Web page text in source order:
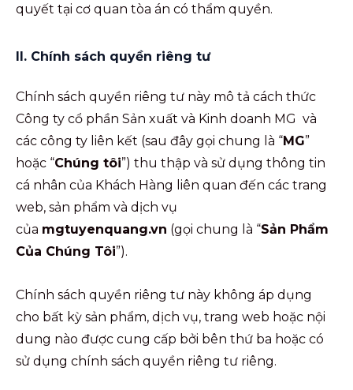
quyết tại cơ quan tòa án có thẩm quyền.
II. Chính sách quyền riêng tư
Chính sách quyền riêng tư này mô tả cách thức
Công ty cổ phần Sản xuất và Kinh doanh MG và
các công ty liên kết (sau đây gọi chung là “MG”
hoặc “Chúng tôi”) thu thập và sử dụng thông tin
cá nhân của Khách Hàng liên quan đến các trang
web, sản phẩm và dịch vụ
của mgtuyenquang.vn (gọi chung là “Sản Phẩm
Của Chúng Tôi”).
Chính sách quyền riêng tư này không áp dụng
cho bất kỳ sản phẩm, dịch vụ, trang web hoặc nội
dung nào được cung cấp bởi bên thứ ba hoặc có
sử dụng chính sách quyền riêng tư riêng.